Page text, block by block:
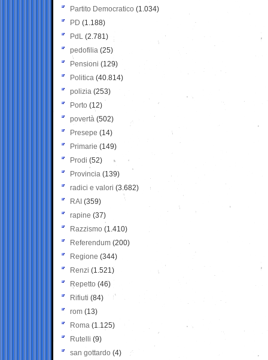
Partito Democratico (1.034)
PD (1.188)
PdL (2.781)
pedofilia (25)
Pensioni (129)
Politica (40.814)
polizia (253)
Porto (12)
povertà (502)
Presepe (14)
Primarie (149)
Prodi (52)
Provincia (139)
radici e valori (3.682)
RAI (359)
rapine (37)
Razzismo (1.410)
Referendum (200)
Regione (344)
Renzi (1.521)
Repetto (46)
Rifiuti (84)
rom (13)
Roma (1.125)
Rutelli (9)
san gottardo (4)